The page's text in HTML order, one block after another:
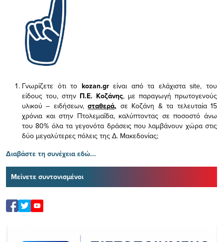
Γνωρίζετε ότι το kozan.gr είναι από τα ελάχισταsite, του
είδους του, στην Π.Ε. Κοζάνης, με παραγωγή πρωτογενούς
υλικού – ειδήσεων,σταθερά, σε Κοζάνη & τα τελευταία 15
χρόνια και στην Πτολεμαΐδα, καλύπτοντας σε ποσοστό άνω
του 80% όλα τα γεγονότα δράσεις που λαμβάνουν χώρα στις
δύο μεγαλύτερες πόλεις της Δ. Μακεδονίας;
Διαβάστε τη συνέχεια εδώ...
Μείνετε συντονισμένοι